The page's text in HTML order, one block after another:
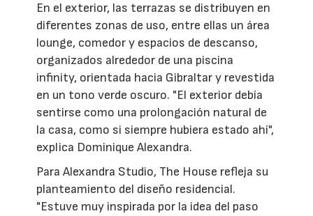
En el exterior, las terrazas se distribuyen en
diferentes zonas de uso, entre ellas un área
lounge, comedor y espacios de descanso,
organizados alrededor de una piscina
infinity, orientada hacia Gibraltar y revestida
en un tono verde oscuro. "El exterior debía
sentirse como una prolongación natural de
la casa, como si siempre hubiera estado ahí",
explica Dominique Alexandra.
Para Alexandra Studio, The House refleja su
planteamiento del diseño residencial.
"Estuve muy inspirada por la idea del paso